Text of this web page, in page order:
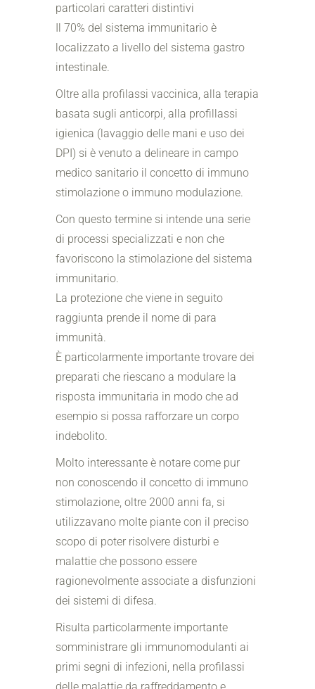
particolari caratteri distintivi
Il 70% del sistema immunitario è
localizzato a livello del sistema gastro
intestinale.
Oltre alla profilassi vaccinica, alla terapia
basata sugli anticorpi, alla profillassi
igienica (lavaggio delle mani e uso dei
DPI) si è venuto a delineare in campo
medico sanitario il concetto di immuno
stimolazione o immuno modulazione.
Con questo termine si intende una serie
di processi specializzati e non che
favoriscono la stimolazione del sistema
immunitario.
La protezione che viene in seguito
raggiunta prende il nome di para
immunità.
È particolarmente importante trovare dei
preparati che riescano a modulare la
risposta immunitaria in modo che ad
esempio si possa rafforzare un corpo
indebolito.
Molto interessante è notare come pur
non conoscendo il concetto di immuno
stimolazione, oltre 2000 anni fa, si
utilizzavano molte piante con il preciso
scopo di poter risolvere disturbi e
malattie che possono essere
ragionevolmente associate a disfunzioni
dei sistemi di difesa.
Risulta particolarmente importante
somministrare gli immunomodulanti ai
primi segni di infezioni, nella profilassi
delle malattie da raffreddamento e